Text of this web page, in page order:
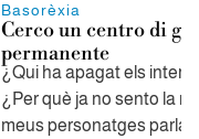
Basorèxia
Cerco un centro di
permanente
¿Qui ha apagat els
¿Per què ja no sento la
meus personatges